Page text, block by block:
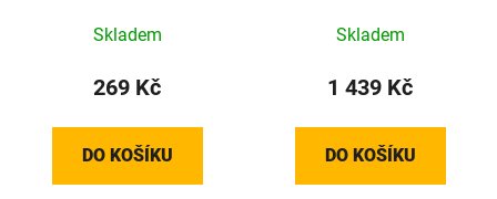
Skladem
269 Kč
DO KOŠÍKU
Skladem
1 439 Kč
DO KOŠÍKU